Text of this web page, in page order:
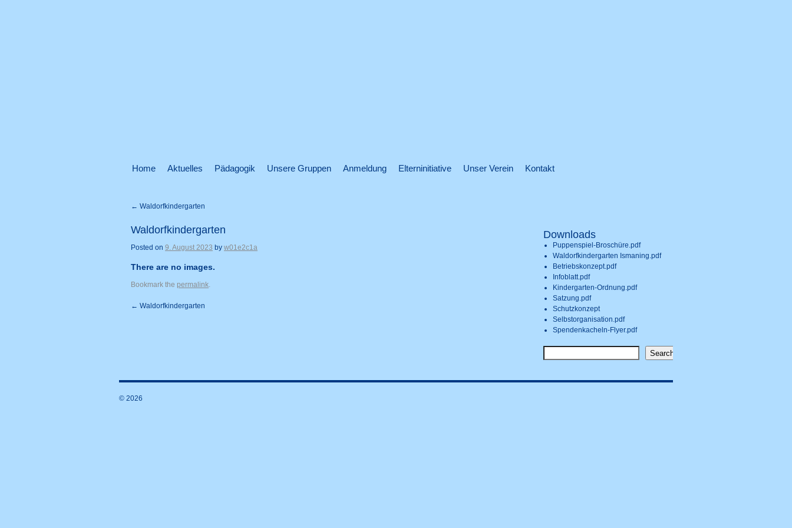
Home Aktuelles Pädagogik Unsere Gruppen Anmeldung Elterninitiative Unser Verein Kontakt
← Waldorfkindergarten
Waldorfkindergarten
Posted on 9. August 2023 by w01e2c1a
There are no images.
Bookmark the permalink.
← Waldorfkindergarten
Downloads
Puppenspiel-Broschüre.pdf
Waldorfkindergarten Ismaning.pdf
Betriebskonzept.pdf
Infoblatt.pdf
Kindergarten-Ordnung.pdf
Satzung.pdf
Schutzkonzept
Selbstorganisation.pdf
Spendenkacheln-Flyer.pdf
Search
© 2026